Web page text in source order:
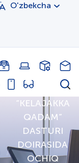
O'zbekcha
“KELAJAKKA
QADAM”
DASTURI
DOIRASIDA
OCHIQ